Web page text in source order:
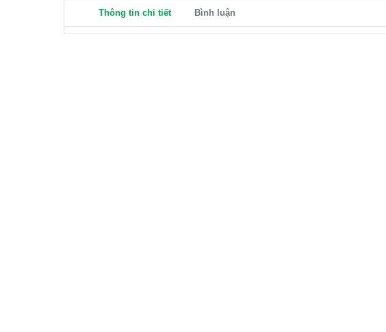
Thông tin chi tiết Bình luận